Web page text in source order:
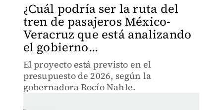
¿Cuál podría ser la ruta del
tren de pasajeros México-
Veracruz que está analizando
el gobierno...
El proyecto está previsto en el
presupuesto de 2026, según la
gobernadora Rocío Nahle.